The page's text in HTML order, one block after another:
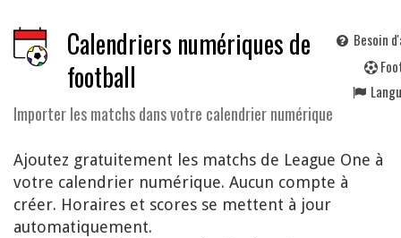
Calendriers numériques de
football
Importer les matchs dans votre calendrier numérique
Besoin
F
Ajoutez gratuitement les matchs de League One à
votre calendrier numérique. Aucun compte à
créer. Horaires et scores se mettent à jour
automatiquement.